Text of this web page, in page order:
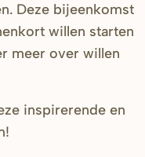
Deze bijeenkomst
willen starten
meer over willen
inspirerende en